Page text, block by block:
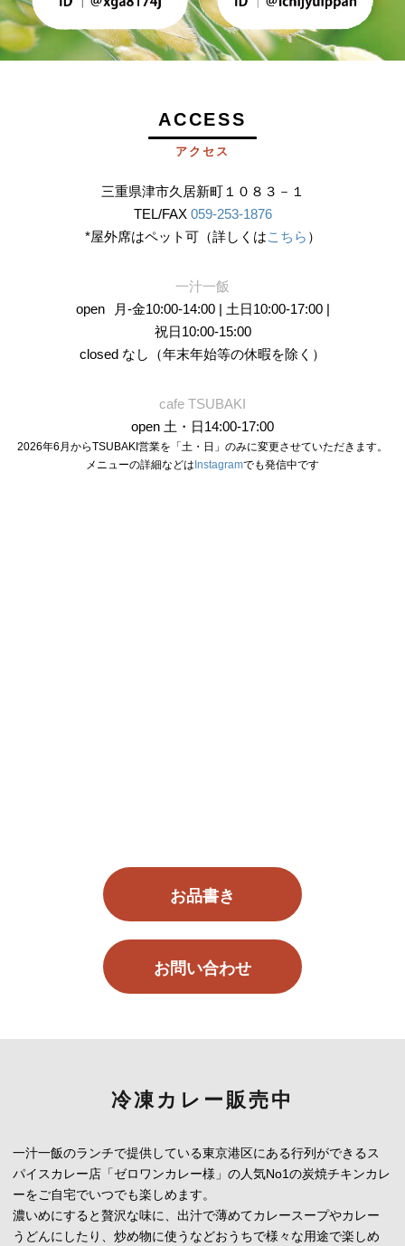
ACCESS
アクセス
三重県津市久居新町１０８３－１
TEL/FAX 059-253-1876
*屋外席はペット可（詳しくはこちら ）
一汁一飯
open
月-金10:00-14:00 | 土日10:00-17:00 |
祝日10:00-15:00
closed なし（年末年始等の休暇を除く）
cafe TSUBAKI
open 土・日14:00-17:00
2026年6月からTSUBAKI営業を「土・日」のみに変更させていただきます。
メニューの詳細などは Instagramでも発信中です
お品書き
お問い合わせ
冷凍カレー販売中
一汁一飯のランチで提供している東京港区にある行列ができるス
パイスカレー店「ゼロワンカレー様」の人気No1の炭焼チキンカレ
ーをご自宅でいつでも楽しめます。
濃いめにすると贅沢な味に、出汁で薄めてカレースープやカレー
うどんにしたり、炒め物に使うなどおうちで様々な用途で楽しめ